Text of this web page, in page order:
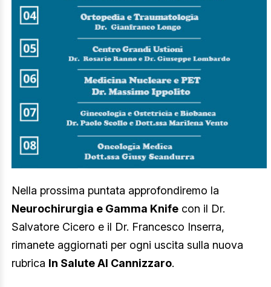
Nella prossima puntata approfondiremo la
Neurochirurgia e Gamma Knife con il Dr.
Salvatore Cicero e il Dr. Francesco Inserra,
rimanete aggiornati per ogni uscita sulla nuova
rubrica In Salute Al Cannizzaro.